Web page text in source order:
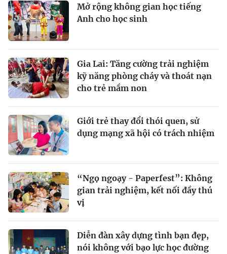
Mở rộng không gian học tiếng
Anh cho học sinh
Gia Lai: Tăng cường trải nghiệm
kỹ năng phòng cháy và thoát nạn
cho trẻ mầm non
Giới trẻ thay đổi thói quen, sử
dụng mạng xã hội có trách nhiệm
“Ngọ ngoạy - Paperfest”: Không
gian trải nghiệm, kết nối đầy thú
vị
Diễn đàn xây dựng tình bạn đẹp,
nói không với bạo lực học đường